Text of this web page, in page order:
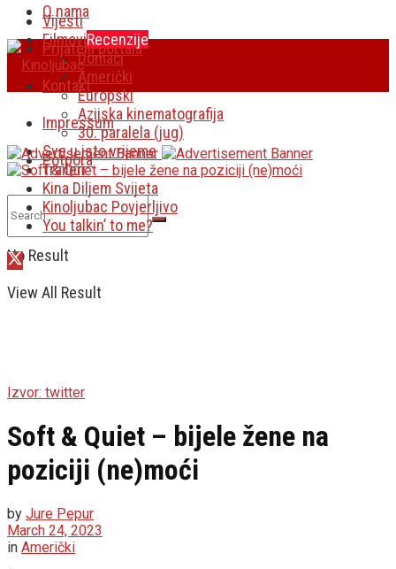
O nama
Prijatelji portala
Kontakt
Impressum
Potpora
No Result
View All Result
Vijesti
FilmoviRecenzije
Domaći
Američki
Europski
Azijska kinematografija
30. paralela (jug)
Sve u isto vrijeme
Traileri
Kina Diljem Svijeta
Kinoljubac Povjerljivo
You talkin’ to me?
Izvor: twitter
Soft & Quiet – bijele žene na
poziciji (ne)moći
by Jure Pepur
March 24, 2023
in Američki